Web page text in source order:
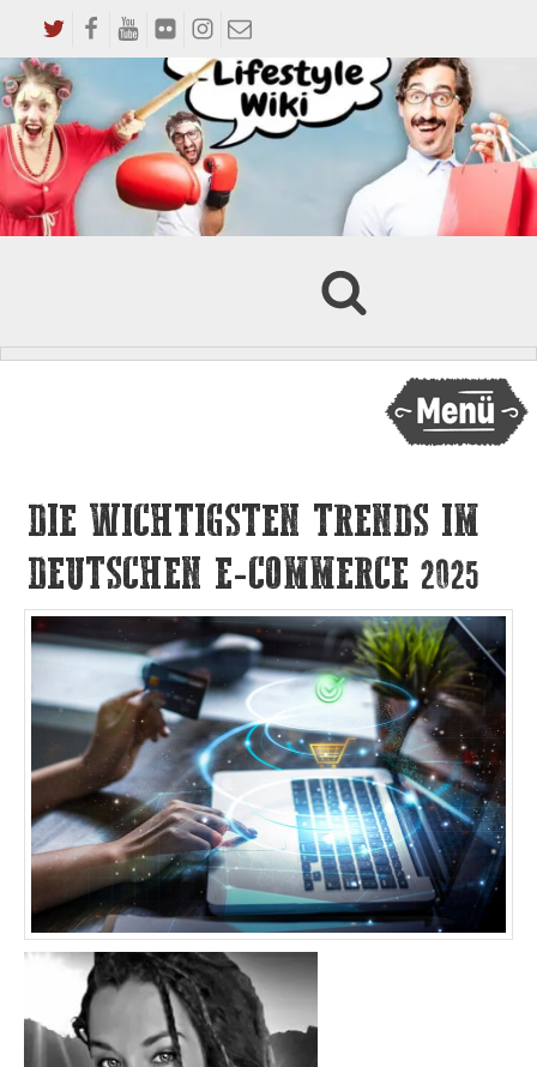
DIE WICHTIGSTEN TRENDS IM
DEUTSCHEN E-COMMERCE 2025